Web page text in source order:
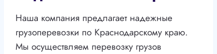
Наша компания предлагает надежные
грузоперевозки по Краснодарскому краю.
Мы осуществляем перевозку грузов